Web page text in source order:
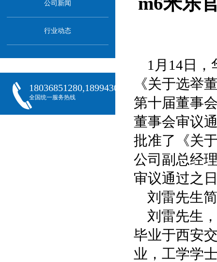
公司新闻
行业动态
18036851280,18994301288,18068407382
全国统一服务热线
1月14日
《关于选举
第十届董事
董事会审议
批准了《关
公司副总经
审议通过之
刘雷先生
刘雷先生
毕业于西安
业，工学学